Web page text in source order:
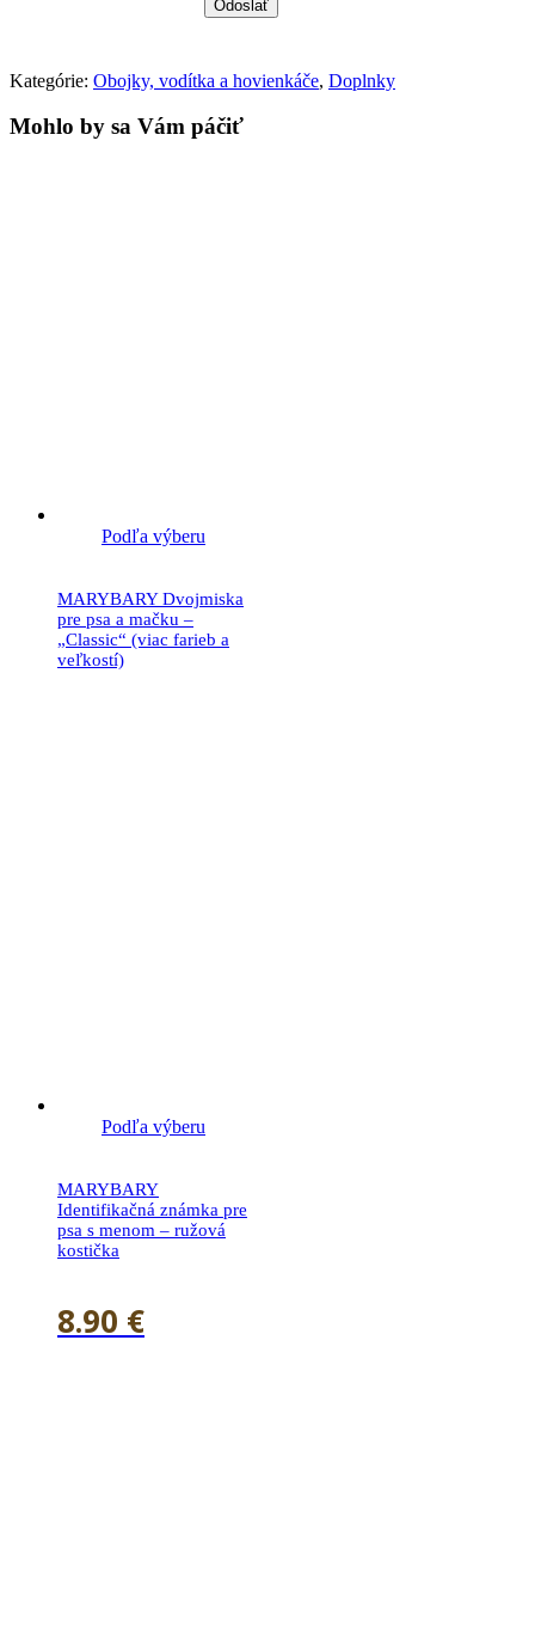
Kategórie: Obojky, vodítka a hovienkáče, Doplnky
Mohlo by sa Vám páčiť
Podľa výberu
MARYBARY Dvojmiska
pre psa a mačku –
„Classic“ (viac farieb a
veľkostí)
Podľa výberu
MARYBARY
Identifikačná známka pre
psa s menom – ružová
kostička
8.90 €